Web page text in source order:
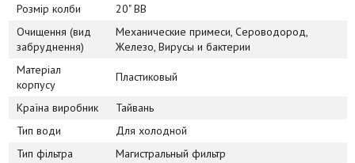
Розмір колби
20" BB
Очищення (вид
забруднення)
Механические примеси, Сероводород,
Железо, Вирусы и бактерии
Матеріал
корпусу
Пластиковый
Країна виробник
Тайвань
Тип води
Для холодной
Тип фільтра
Магистральный фильтр